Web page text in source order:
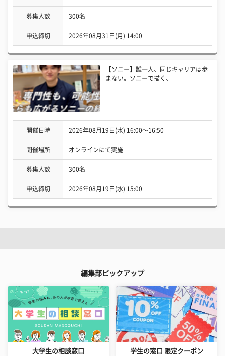
募集人数 300名
申込締切 2026年08月31日(月) 14:00
【ソニー】誰一人、同じキャリアは歩
まない。ソニーで描く、
開催日時 2026年08月19日(水) 16:00〜16:50
開催場所 オンラインにて実施
募集人数 300名
申込締切 2026年08月19日(水) 15:00
編集部ピックアップ
大学生の相談窓口 学生の窓口 限定クーポン